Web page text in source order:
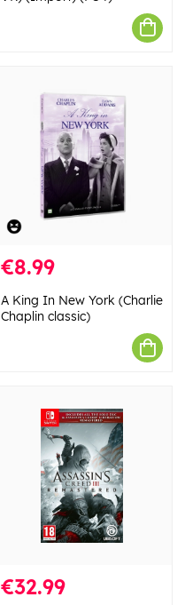
€8.99
A King In New York (Charlie
Chaplin classic)
€32.99